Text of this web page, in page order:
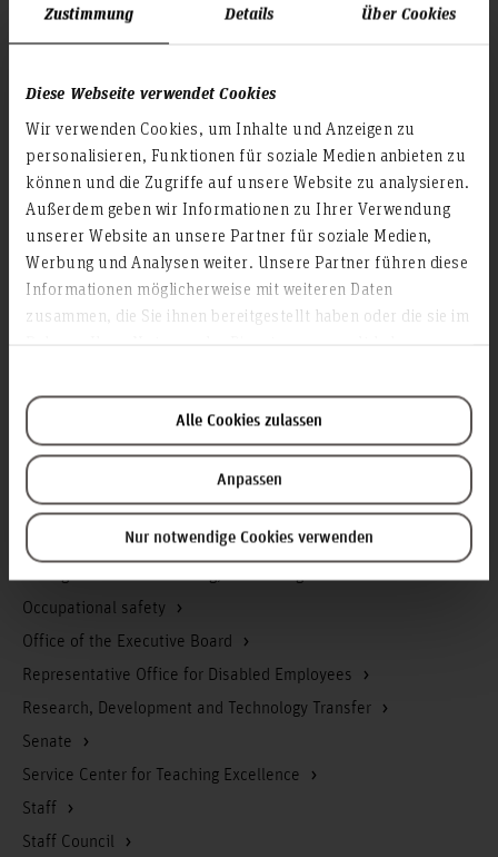
Zustimmung Details Über Cookies
Diese Webseite verwendet Cookies
Wir verwenden Cookies, um Inhalte und Anzeigen zu
personalisieren, Funktionen für soziale Medien anbieten zu
können und die Zugriffe auf unsere Website zu analysieren.
Außerdem geben wir Informationen zu Ihrer Verwendung
unserer Website an unsere Partner für soziale Medien,
Werbung und Analysen weiter. Unsere Partner führen diese
Informationen möglicherweise mit weiteren Daten
zusammen, die Sie ihnen bereitgestellt haben oder die sie im
Alle Cookies zulassen
Anpassen
Nur notwendige Cookies verwenden
Homepage of the Hochschule Hannover
Press
Service & Organisation
Academic Affairs
Advisory Board
Advisory Services
Communications and Marketing
Executive Board
Facility management
Gender equality
iCMS
Management of Accounting, Controlling & Finance
Occupational safety
Office of the Executive Board
Representative Office for Disabled Employees
Research, Development and Technology Transfer
Senate
Service Center for Teaching Excellence
Staff
Staff Council